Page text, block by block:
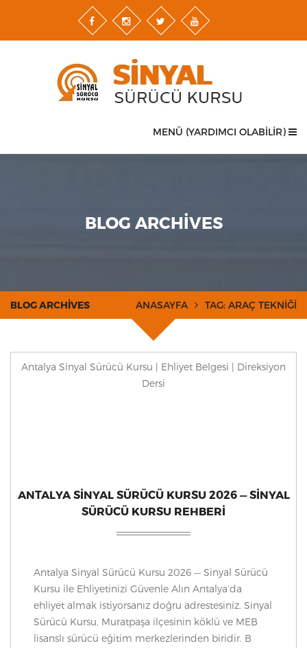
MENÜ (YARDIMCI OLABİLİR)
BLOG ARCHIVES
BLOG ARCHIVES ANASAYFA TAG: ARAÇ TEKNIĞI
Antalya Sinyal Sürücü Kursu | Ehliyet Belgesi | Direksiyon
Dersi
ANTALYA SINYAL SÜRÜCÜ KURSU 2026 — SINYAL
SÜRÜCÜ KURSU REHBERI
Antalya Sinyal Sürücü Kursu 2026 — Sinyal Sürücü
Kursu ile Ehliyetinizi Güvenle Alın Antalya’da
ehliyet almak istiyorsanız doğru adrestesiniz. Sinyal
Sürücü Kursu, Muratpaşa ilçesinin köklü ve MEB
lisanslı sürücü eğitim merkezlerinden biridir. B